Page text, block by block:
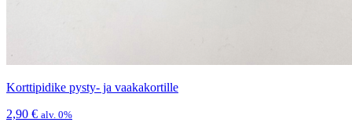
Korttipidike pysty- ja vaakakortille
2,90 € alv. 0%